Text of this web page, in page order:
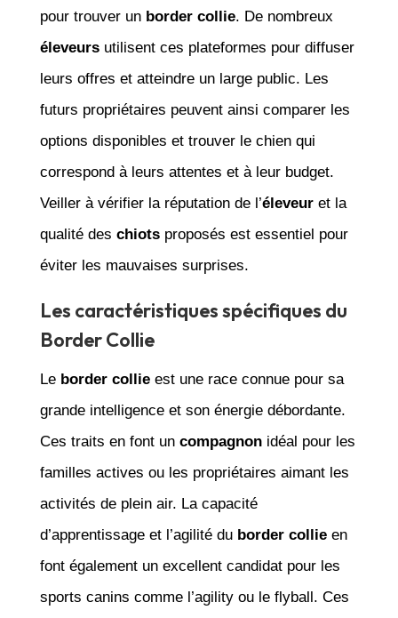
pour trouver un border collie. De nombreux
éleveursutilisent ces plateformes pour diffuser
leurs offres et atteindre un large public. Les
futurs propriétaires peuvent ainsi comparer les
options disponibles et trouver le chien qui
correspond à leurs attentes et à leur budget.
Veiller à vérifier la réputation de l’éleveuret la
qualité des chiotsproposés est essentiel pour
éviter les mauvaises surprises.
Les caractéristiques spécifiques du
Border Collie
Le border collieest une race connue pour sa
grande intelligence et son énergie débordante.
Ces traits en font un compagnonidéal pour les
familles actives ou les propriétaires aimant les
activités de plein air. La capacité
d’apprentissage et l’agilité du border collieen
font également un excellent candidat pour les
sports canins comme l’agility ou le flyball. Ces